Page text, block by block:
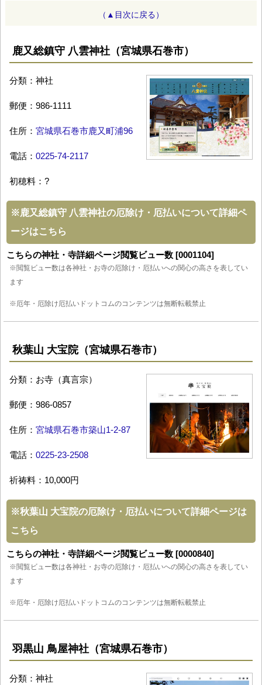
（▲目次に戻る）
鹿又総鎮守 八雲神社（宮城県石巻市）
分類：神社
郵便：986-1111
住所： 宮城県石巻市鹿又町浦96
電話： 0225-74-2117
初穂料：?
※鹿又総鎮守 八雲神社の厄除け・厄払いについて詳細ペ
ージはこちら
こちらの神社・寺詳細ページ閲覧ビュー数 [0001104]
※閲覧ビュー数は各神社・お寺の厄除け・厄払いへの関心の高さを表してい
ます
※厄年・厄除け厄払いドットコムのコンテンツは無断転載禁止
秋葉山 大宝院（宮城県石巻市）
分類：お寺（真言宗）
郵便：986-0857
住所： 宮城県石巻市築山1-2-87
電話： 0225-23-2508
祈祷料：10,000円
※秋葉山 大宝院の厄除け・厄払いについて詳細ページは
こちら
こちらの神社・寺詳細ページ閲覧ビュー数 [0000840]
※閲覧ビュー数は各神社・お寺の厄除け・厄払いへの関心の高さを表してい
ます
※厄年・厄除け厄払いドットコムのコンテンツは無断転載禁止
羽黒山 鳥屋神社（宮城県石巻市）
分類：神社